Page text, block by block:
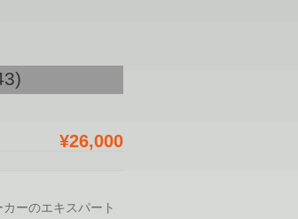
¥26,000
ーのエキスパート